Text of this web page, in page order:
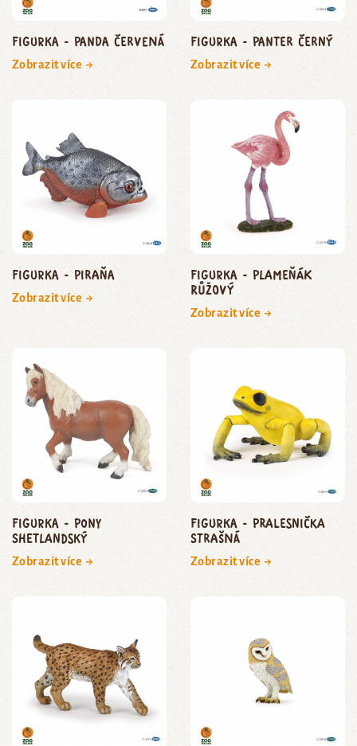
Figurka - panda červená
Zobrazit více →
Figurka - panter černý
Zobrazit více →
Figurka - piraňa
Zobrazit více →
Figurka - plameňák
růžový
Zobrazit více →
Figurka - pony
shetlandský
Zobrazit více →
Figurka - pralesnička
strašná
Zobrazit více →